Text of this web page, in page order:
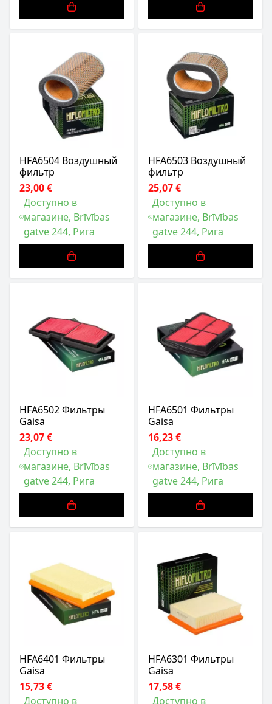
HFA6504 Воздушный
фильтр
23,00 €
Доступно в
магазине, Brīvības
gatve 244, Рига
HFA6503 Воздушный
фильтр
25,07 €
Доступно в
магазине, Brīvības
gatve 244, Рига
HFA6502 Фильтры
Gaisa
23,07 €
Доступно в
магазине, Brīvības
gatve 244, Рига
HFA6501 Фильтры
Gaisa
16,23 €
Доступно в
магазине, Brīvības
gatve 244, Рига
HFA6401 Фильтры
Gaisa
15,73 €
Доступно в
HFA6301 Фильтры
Gaisa
17,58 €
Доступно в